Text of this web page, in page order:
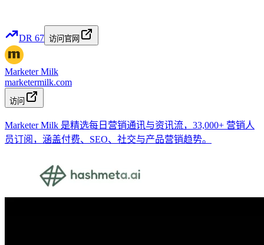
DR 67 访问官网
Marketer Milk
marketermilk.com
访问
Marketer Milk 是精选每日营销通讯与资讯流，33,000+ 营销人
员订阅，涵盖付费、SEO、社交与产品营销趋势。